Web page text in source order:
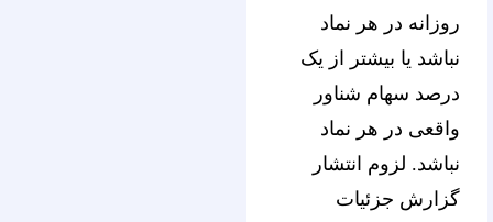
روزانه در هر نماد
نباشد یا بیشتر از یک
درصد سهام شناور
واقعی در هر نماد
نباشد. لزوم انتشار
گزارش جزئیات